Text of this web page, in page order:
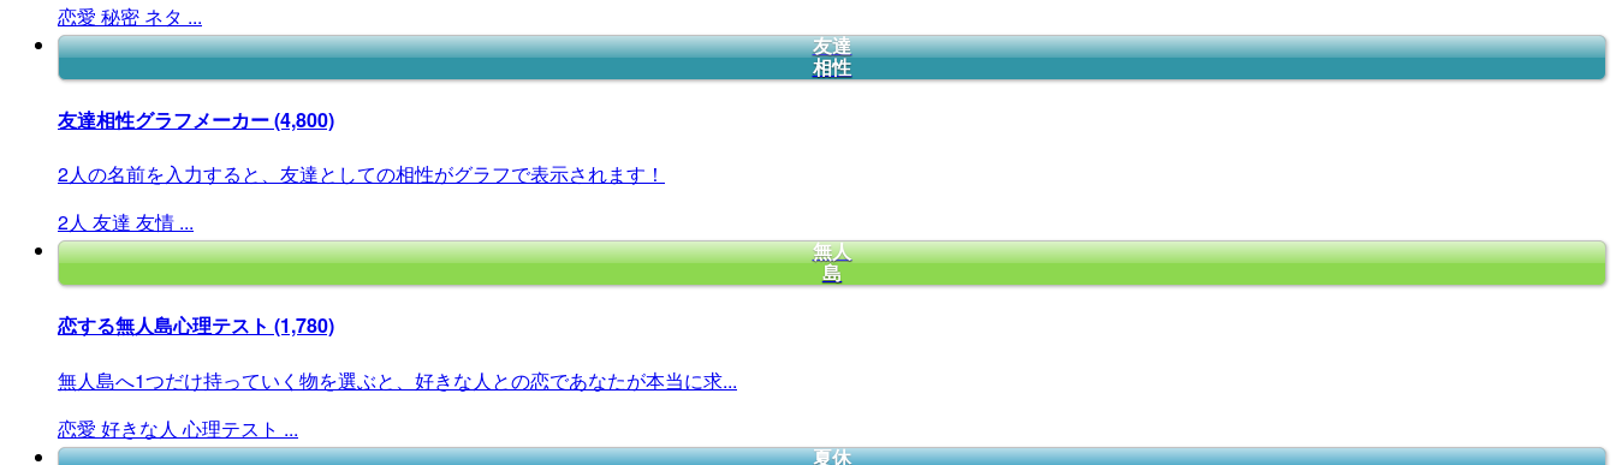
恋愛 秘密 ネタ ...
友達
相性
友達相性グラフメーカー(4,800)
2人の名前を入力すると、友達としての相性がグラフで表示されます！
2人 友達 友情 ...
無人
島
恋する無人島心理テスト (1,780)
無人島へ1つだけ持っていく物を選ぶと、好きな人との恋であなたが本当に求...
恋愛 好きな人 心理テスト ...
夏休